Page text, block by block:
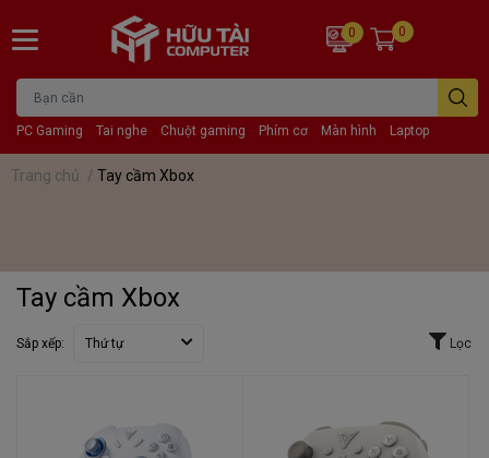
PC Gaming Tai nghe Chuột gaming Phím cơ Màn hình Laptop
0 0
Trang chủ / Tay cầm Xbox
Tay cầm Xbox
Sắp xếp: Thứ tự Lọc